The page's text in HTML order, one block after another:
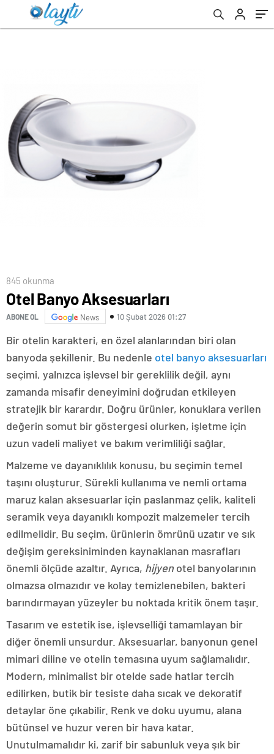
845 okunma
Otel Banyo Aksesuarları
ABONE OL News 10 Şubat 2026 01:27
Bir otelin karakteri, en özel alanlarından biri olan
banyoda şekillenir. Bu nedenle otel banyo aksesuarları
seçimi, yalnızca işlevsel bir gereklilik değil, aynı
zamanda misafir deneyimini doğrudan etkileyen
stratejik bir karardır. Doğru ürünler, konuklara verilen
değerin somut bir göstergesi olurken, işletme için
uzun vadeli maliyet ve bakım verimliliği sağlar.
Malzeme ve dayanıklılık konusu, bu seçimin temel
taşını oluşturur. Sürekli kullanıma ve nemli ortama
maruz kalan aksesuarlar için paslanmaz çelik, kaliteli
seramik veya dayanıklı kompozit malzemeler tercih
edilmelidir. Bu seçim, ürünlerin ömrünü uzatır ve sık
değişim gereksiniminden kaynaklanan masrafları
önemli ölçüde azaltır. Ayrıca, hijyen otel banyolarının
olmazsa olmazıdır ve kolay temizlenebilen, bakteri
barındırmayan yüzeyler bu noktada kritik önem taşır.
Tasarım ve estetik ise, işlevselliği tamamlayan bir
diğer önemli unsurdur. Aksesuarlar, banyonun genel
mimari diline ve otelin temasına uyum sağlamalıdır.
Modern, minimalist bir otelde sade hatlar tercih
edilirken, butik bir tesiste daha sıcak ve dekoratif
detaylar öne çıkabilir. Renk ve doku uyumu, alana
bütünsel ve huzur veren bir hava katar.
Unutulmamalıdır ki, zarif bir sabunluk veya şık bir